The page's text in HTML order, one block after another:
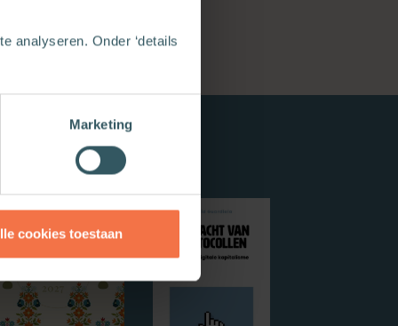
analyseren. Onder ‘details
Marketing
cookies toestaan